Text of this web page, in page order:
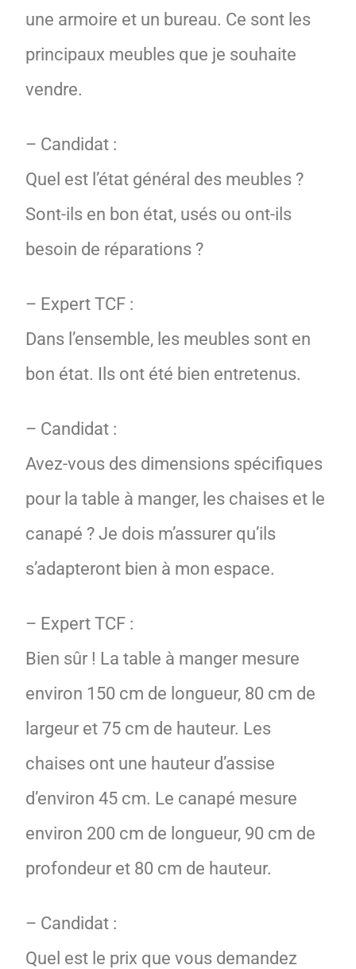
une armoire et un bureau. Ce sont les
principaux meubles que je souhaite
vendre.
– Candidat :
Quel est l’état général des meubles ?
Sont-ils en bon état, usés ou ont-ils
besoin de réparations ?
– Expert TCF :
Dans l’ensemble, les meubles sont en
bon état. Ils ont été bien entretenus.
– Candidat :
Avez-vous des dimensions spécifiques
pour la table à manger, les chaises et le
canapé ? Je dois m’assurer qu’ils
s’adapteront bien à mon espace.
– Expert TCF :
Bien sûr ! La table à manger mesure
environ 150 cm de longueur, 80 cm de
largeur et 75 cm de hauteur. Les
chaises ont une hauteur d’assise
d’environ 45 cm. Le canapé mesure
environ 200 cm de longueur, 90 cm de
profondeur et 80 cm de hauteur.
– Candidat :
Quel est le prix que vous demandez